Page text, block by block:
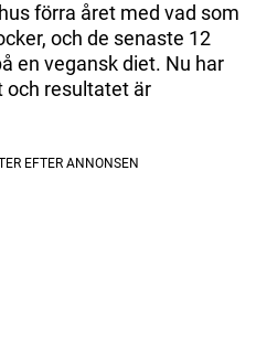
förra året med vad som
och de senaste 12
en vegansk diet. Nu har
och resultatet är